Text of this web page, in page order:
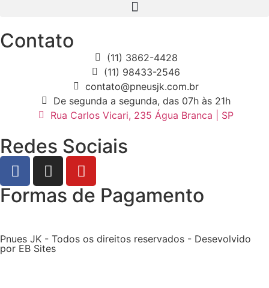
Contato
(11) 3862-4428
(11) 98433-2546
contato@pneusjk.com.br
De segunda a segunda, das 07h às 21h
Rua Carlos Vicari, 235 Água Branca | SP
Redes Sociais
Formas de Pagamento
Pnues JK - Todos os direitos reservados - Desevolvido
por EB Sites